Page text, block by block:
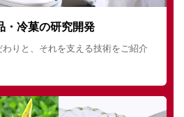
・冷菓の研究開発
りと、それを支える技術をご紹介